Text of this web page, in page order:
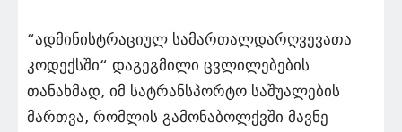
“ადმინისტრაციულ სამართალდარღვევათა
კოდექსში“ დაგეგმილი ცვლილებების
თანახმად, იმ სატრანსპორტო საშუალების
მართვა, რომლის გამონაბოლქვში მავნე